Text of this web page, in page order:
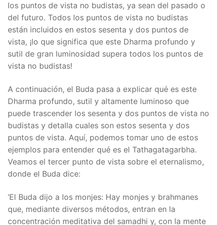
los puntos de vista no budistas, ya sean del pasado o
del futuro. Todos los puntos de vista no budistas
están incluidos en estos sesenta y dos puntos de
vista, ¡lo que significa que este Dharma profundo y
sutil de gran luminosidad supera todos los puntos de
vista no budistas!
A continuación, el Buda pasa a explicar qué es este
Dharma profundo, sutil y altamente luminoso que
puede trascender los sesenta y dos puntos de vista no
budistas y detalla cuales son estos sesenta y dos
puntos de vista. Aquí, podemos tomar uno de estos
ejemplos para entender qué es el Tathagatagarbha.
Veamos el tercer punto de vista sobre el eternalismo,
donde el Buda dice:
‘El Buda dijo a los monjes: Hay monjes y brahmanes
que, mediante diversos métodos, entran en la
concentración meditativa del samadhi y, con la mente